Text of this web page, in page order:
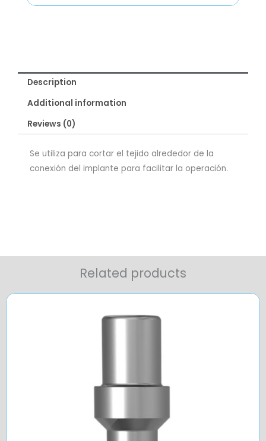
Description
Additional information
Reviews (0)
Se utiliza para cortar el tejido alrededor de la
conexión del implante para facilitar la operación.
Related products